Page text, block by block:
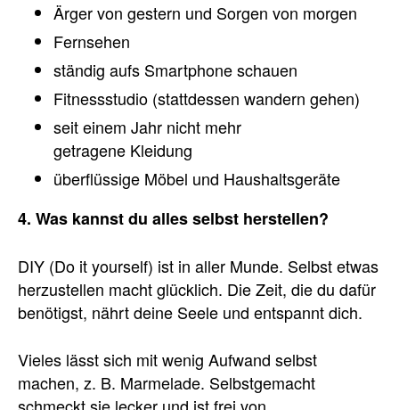
Ärger von gestern und Sorgen von morgen
Fernsehen
ständig aufs Smartphone schauen
Fitnessstudio (stattdessen wandern gehen)
seit einem Jahr nicht mehr
getragene Kleidung
überflüssige Möbel und Haushaltsgeräte
4. Was kannst du alles selbst herstellen?
DIY (Do it yourself) ist in aller Munde. Selbst etwas
herzustellen macht glücklich. Die Zeit, die du dafür
benötigst, nährt deine Seele und entspannt dich.
Vieles lässt sich mit wenig Aufwand selbst
machen, z. B. Marmelade. Selbstgemacht